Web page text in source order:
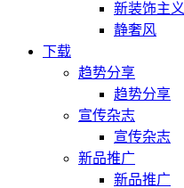
新装饰主义
静奢风
下载
趋势分享
趋势分享
宣传杂志
宣传杂志
新品推广
新品推广